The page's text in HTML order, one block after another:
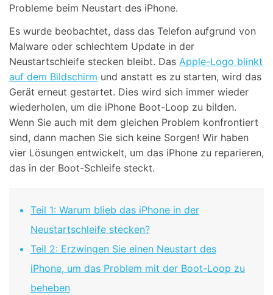
Probleme beim Neustart des iPhone.
Es wurde beobachtet, dass das Telefon aufgrund von
Malware oder schlechtem Update in der
Neustartschleife stecken bleibt. Das Apple-Logo blinkt
auf dem Bildschirm und anstatt es zu starten, wird das
Gerät erneut gestartet. Dies wird sich immer wieder
wiederholen, um die iPhone Boot-Loop zu bilden.
Wenn Sie auch mit dem gleichen Problem konfrontiert
sind, dann machen Sie sich keine Sorgen! Wir haben
vier Lösungen entwickelt, um das iPhone zu reparieren,
das in der Boot-Schleife steckt.
Teil 1: Warum blieb das iPhone in der
Neustartschleife stecken?
Teil 2: Erzwingen Sie einen Neustart des
iPhone, um das Problem mit der Boot-Loop zu
beheben